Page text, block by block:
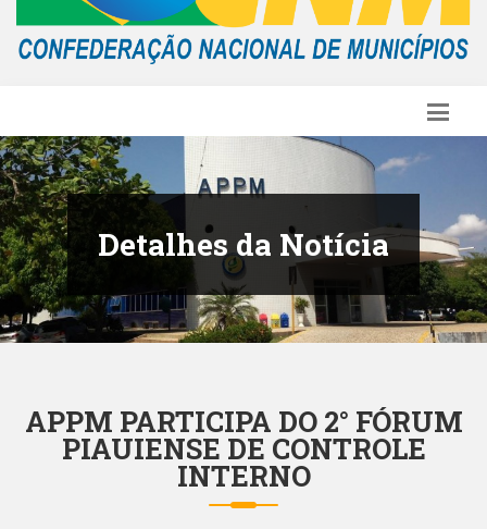
Detalhes da Notícia
APPM PARTICIPA DO 2° FÓRUM
PIAUIENSE DE CONTROLE
INTERNO